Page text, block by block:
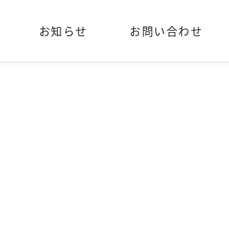
お知らせ お問い合わせ